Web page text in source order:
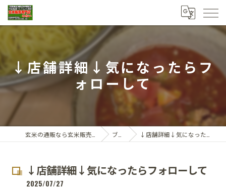
↓店舗詳細↓気になったらフ
ォローして
ブログ ↓店舗詳細↓気になったらフォローして
↓店舗詳細↓気になったらフォローして
2025/07/27